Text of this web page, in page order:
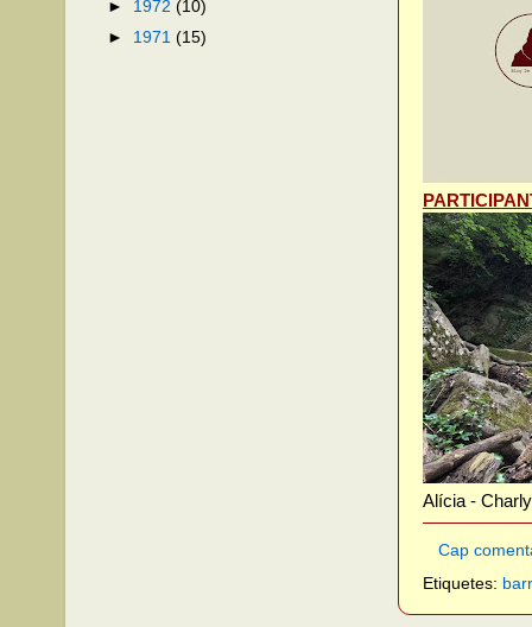
Alícia -
Cap
Etiquetes:
► 1972 (10)
► 1971 (15)